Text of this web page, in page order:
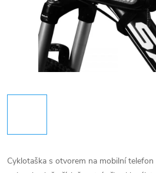
Cyklotaška s otvorem na mobilní